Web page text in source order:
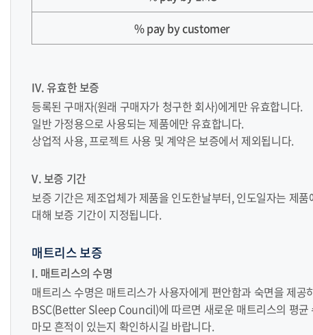
% pay by customer
IV. 유효한 보증
등록된 구매자(원래 구매자가 청구한 회사)에게만 유효합니다.
일반 가정용으로 사용되는 제품에만 유효합니다.
상업적 사용, 프로젝트 사용 및 계약은 보증에서 제외됩니다.
V. 보증 기간
보증 기간은 제조업체가 제품을 인도한날부터, 인도일자는 제
대해 보증 기간이 지정됩니다.
매트리스 보증
I. 매트리스의 수명
매트리스 수명은 매트리스가 사용자에게 편안함과 숙면을 제공
BSC(Better Sleep Council)에 따르면 새로운 매트리스의 평균
마모 흔적이 있는지 확인하시길 바랍니다.